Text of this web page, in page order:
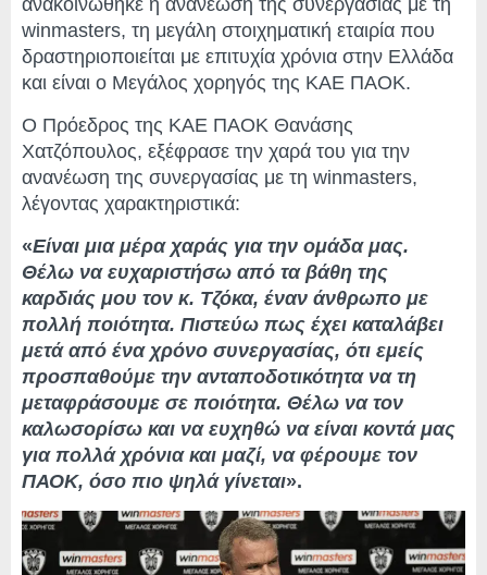
winmasters, τη μεγάλη στοιχηματική εταιρία που
δραστηριοποιείται με επιτυχία χρόνια στην Ελλάδα
και είναι ο Μεγάλος χορηγός της ΚΑΕ ΠΑΟΚ.
Ο Πρόεδρος της ΚΑΕ ΠΑΟΚ Θανάσης
Χατζόπουλος, εξέφρασε την χαρά του για την
ανανέωση της συνεργασίας με τη winmasters,
λέγοντας χαρακτηριστικά:
«Είναι μια μέρα χαράς για την ομάδα μας.
Θέλω να ευχαριστήσω από τα βάθη της
καρδιάς μου τον κ. Τζόκα, έναν άνθρωπο με
πολλή ποιότητα. Πιστεύω πως έχει καταλάβει
μετά από ένα χρόνο συνεργασίας, ότι εμείς
προσπαθούμε την ανταποδοτικότητα να τη
μεταφράσουμε σε ποιότητα. Θέλω να τον
καλωσορίσω και να ευχηθώ να είναι κοντά μας
για πολλά χρόνια και μαζί, να φέρουμε τον
ΠΑΟΚ, όσο πιο ψηλά γίνεται».